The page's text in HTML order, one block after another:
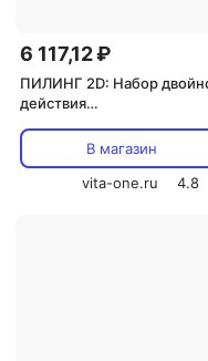
6 117,12 ₽
ПИЛИНГ 2D: Набор
действия
(шампунь+эссенция)
BIOLOGICAL HAIR
В магазин
vita-one.ru
4.8